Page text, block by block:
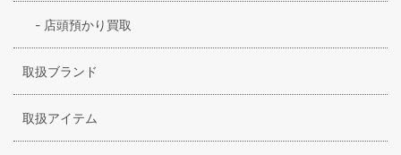
- 店頭預かり買取
取扱ブランド
取扱アイテム